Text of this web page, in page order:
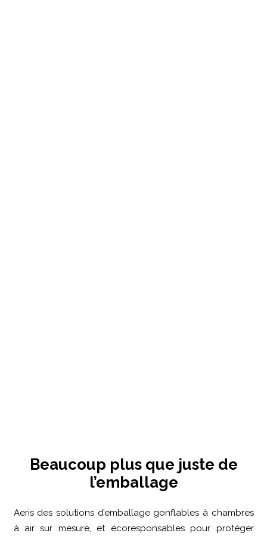
Beaucoup plus que juste de
l’emballage
Aeris des solutions d’emballage gonflables à chambres
à air sur mesure, et écoresponsables pour protéger